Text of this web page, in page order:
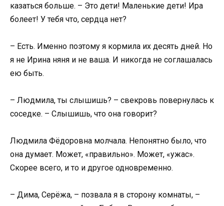
казаться больше. – Это дети! Маленькие дети! Ира
болеет! У тебя что, сердца нет?
– Есть. Именно поэтому я кормила их десять дней. Но
я не Ирина няня и не ваша. И никогда не соглашалась
ею быть.
– Людмила, ты слышишь? – свекровь повернулась к
соседке. – Слышишь, что она говорит?
Людмила Фёдоровна молчала. Непонятно было, что
она думает. Может, «правильно». Может, «ужас».
Скорее всего, и то и другое одновременно.
– Дима, Серёжа, – позвала я в сторону комнаты, –